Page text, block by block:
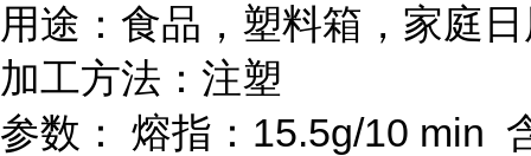
用途：食品，塑料箱，家庭
加工方法：注塑
参数：
熔指： 15.5g/10 min